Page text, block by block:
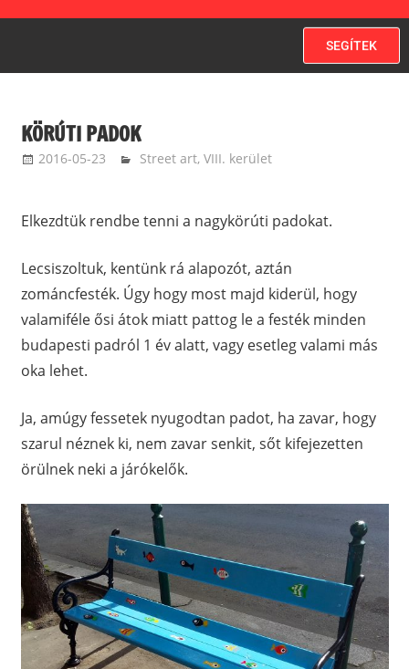
SEGÍTEK
KÖRÚTI PADOK
2016-05-23 kovacsandrea
Street art, VIII. kerület
Elkezdtük rendbe tenni a nagykörúti padokat.
Lecsiszoltuk, kentünk rá alapozót, aztán
zománcfesték. Úgy hogy most majd kiderül, hogy
valamiféle ősi átok miatt pattog le a festék minden
budapesti padról 1 év alatt, vagy esetleg valami más
oka lehet.
Ja, amúgy fessetek nyugodtan padot, ha zavar, hogy
szarul néznek ki, nem zavar senkit, sőt kifejezetten
örülnek neki a járókelők.